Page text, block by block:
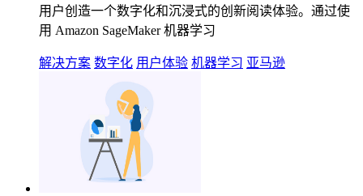
用户创造一个数字化和沉浸式的创新阅读体验。通过使
用 Amazon SageMaker 机器学习
解决方案 数字化 用户体验 机器学习 亚马逊